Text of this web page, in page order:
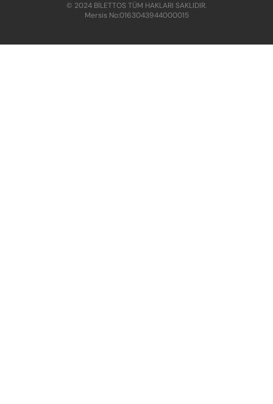
© 2024 BİLETTOS TÜM HAKLARI SAKLIDIR.
Mersis No:0163043944000015